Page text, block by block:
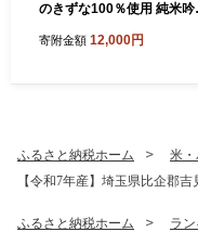
のきずな100％使用 純米吟
寄附金額 12,000円
ふるさと納税ホーム 米・
【令和7年産】埼玉県比企郡
ふるさと納税ホーム ラ